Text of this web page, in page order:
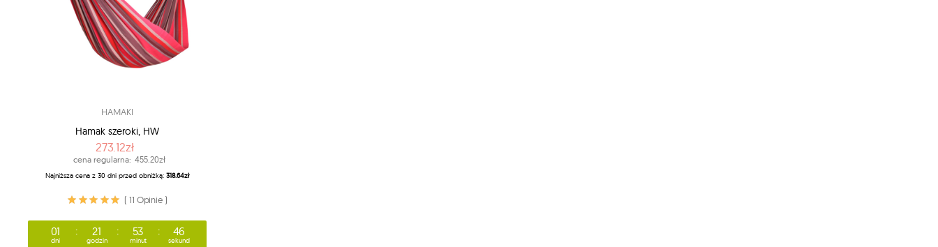
HAMAKI
Hamak szeroki, HW
273.12zł
cena regularna: 455.20zł
Najniższa cena z 30 dni przed obniżką: 318.64zł
( 11 Opinie )
01
dni
21
godzin
53
minut
45
sekund